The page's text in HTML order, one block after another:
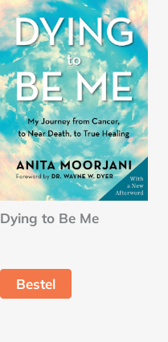
Dying to Be Me
Bestel